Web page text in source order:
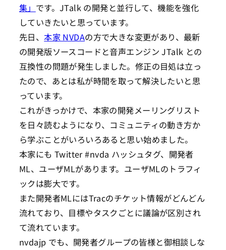
集」 です。JTalk の開発と並行して、機能を強化
していきたいと思っています。
先日、本家 NVDAの方で大きな変更があり、最新
の開発版ソースコードと音声エンジン JTalk との
互換性の問題が発生しました。修正の目処は立っ
たので、あとは私が時間を取って解決したいと思
っています。
これがきっかけで、本家の開発メーリングリスト
を日々読むようになり、コミュニティの動き方か
ら学ぶことがいろいろあると思い始めました。
本家にも Twitter #nvda ハッシュタグ、開発者
ML、ユーザMLがあります。ユーザMLのトラフィ
ックは膨大です。
また開発者MLにはTracのチケット情報がどんどん
流れており、目標やタスクごとに議論が区別され
て流れています。
nvdajp でも、開発者グループの皆様と御相談しな